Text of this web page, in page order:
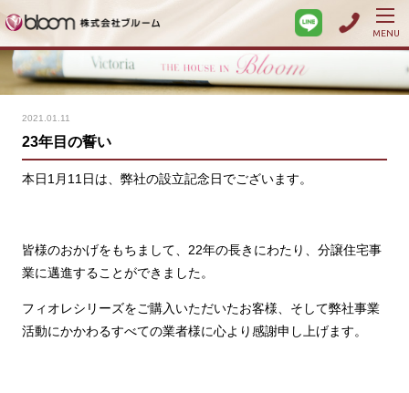
MENU
2021.01.11
23年目の誓い
本日1月11日は、弊社の設立記念日でございます。
皆様のおかげをもちまして、22年の長きにわたり、分譲住宅事
業に邁進することができました。
フィオレシリーズをご購入いただいたお客様、そして弊社事業
活動にかかわるすべての業者様に心より感謝申し上げます。